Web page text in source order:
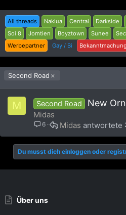
All threads Naklua Central Darkside
Soi 8
Jomtien Boyztown Sunee
Werbepartner
Gay / Bi Bekanntmachung
Second Road
M Second Road New
Midas
6 Midas
Du musst dich einloggen oder
Über uns